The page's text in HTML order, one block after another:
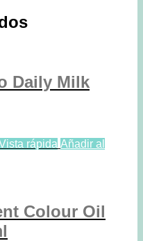
Daily Milk
rápida Añadir al
Colour Oil